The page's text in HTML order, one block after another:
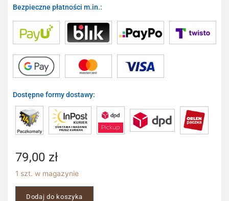
Bezpieczne płatności m.in.:
Dostępne formy dostawy:
79,00 zł
1 szt. w magazynie
Dodaj do koszyka